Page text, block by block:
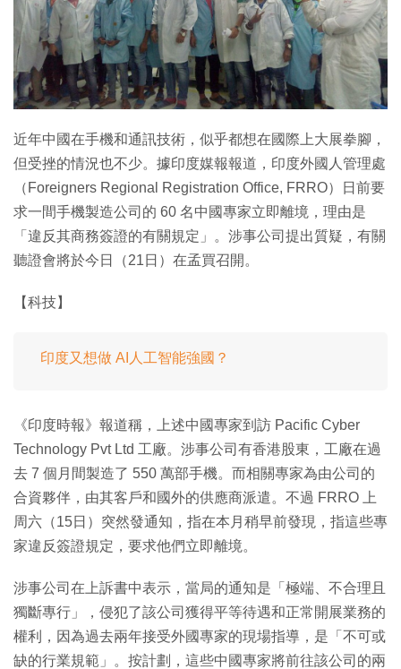
近年中國在手機和通訊技術，似乎都想在國際上大展拳腳，
但受挫的情況也不少。據印度媒報報道，印度外國人管理處
（Foreigners Regional Registration Office, FRRO）日前要
求一間手機製造公司的 60 名中國專家立即離境，理由是
「違反其商務簽證的有關規定」。涉事公司提出質疑，有關
聽證會將於今日（21日）在孟買召開。
【科技】
印度又想做 AI人工智能強國？
《印度時報》報道稱，上述中國專家到訪 Pacific Cyber
Technology Pvt Ltd 工廠。涉事公司有香港股東，工廠在過
去 7 個月間製造了 550 萬部手機。而相關專家為由公司的
合資夥伴，由其客戶和國外的供應商派遣。不過 FRRO 上
周六（15日）突然發通知，指在本月稍早前發現，指這些專
家違反簽證規定，要求他們立即離境。
涉事公司在上訴書中表示，當局的通知是「極端、不合理且
獨斷專行」，侵犯了該公司獲得平等待遇和正常開展業務的
權利，因為過去兩年接受外國專家的現場指導，是「不可或
缺的行業規範」。按計劃，這些中國專家將前往該公司的兩